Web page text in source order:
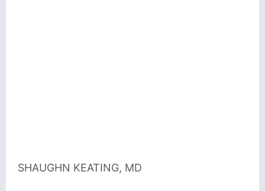
SHAUGHN KEATING, MD